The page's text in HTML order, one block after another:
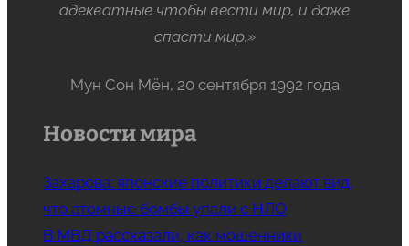
адекватные чтобы вести мир, и даже
спасти мир.»
Мун Сон Мён, 20 сентября 1992 года
Новости мира
Захарова: японские политики делают вид,
что атомные бомбы упали с НЛО
В МВД рассказали, как мошенники